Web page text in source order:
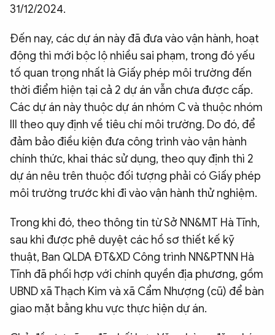
31/12/2024.
Đến nay, các dự án này đã đưa vào vận hành, hoạt
động thì mới bộc lộ nhiều sai phạm, trong đó yếu
tố quan trọng nhất là Giấy phép môi trường đến
thời điểm hiện tại cả 2 dự án vẫn chưa được cấp.
Các dự án này thuộc dự án nhóm C và thuộc nhóm
III theo quy định về tiêu chí môi trường. Do đó, để
đảm bảo điều kiện đưa công trình vào vận hành
chính thức, khai thác sử dụng, theo quy định thì 2
dự án nêu trên thuộc đối tượng phải có Giấy phép
môi trường trước khi đi vào vận hành thử nghiệm.
Trong khi đó, theo thông tin từ Sở NN&MT Hà Tĩnh,
sau khi được phê duyệt các hồ sơ thiết kế kỹ
thuật, Ban QLDA ĐT&XD Công trình NN&PTNN Hà
Tĩnh đã phối hợp với chính quyền địa phương, gồm
UBND xã Thạch Kim và xã Cẩm Nhượng (cũ) để bàn
giao mặt bằng khu vực thực hiện dự án.